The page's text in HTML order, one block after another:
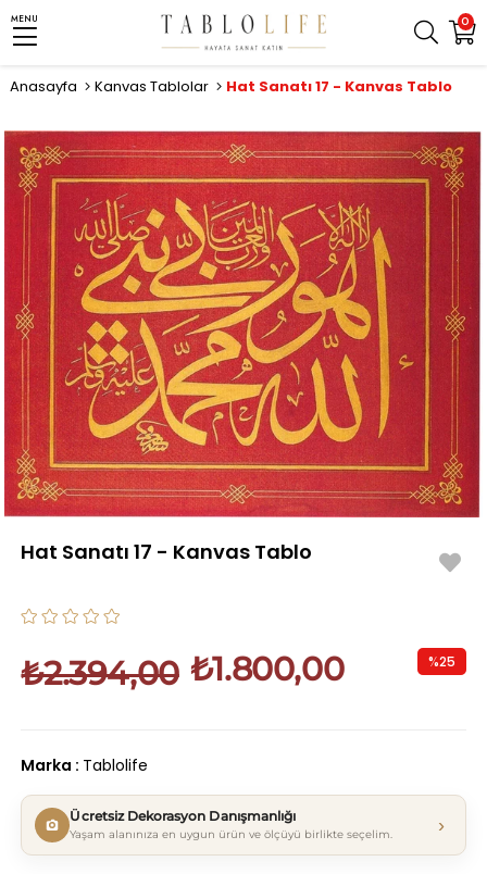
0
MENU
Anasayfa Kanvas Tablolar Hat Sanatı 17 - Kanvas Tablo
Hat Sanatı 17 - Kanvas Tablo
₺2.394,00 ₺1.800,00 %25
Marka : Tablolife
Ücretsiz Dekorasyon Danışmanlığı
Yaşam alanınıza en uygun ürün ve ölçüyü birlikte seçelim. ›